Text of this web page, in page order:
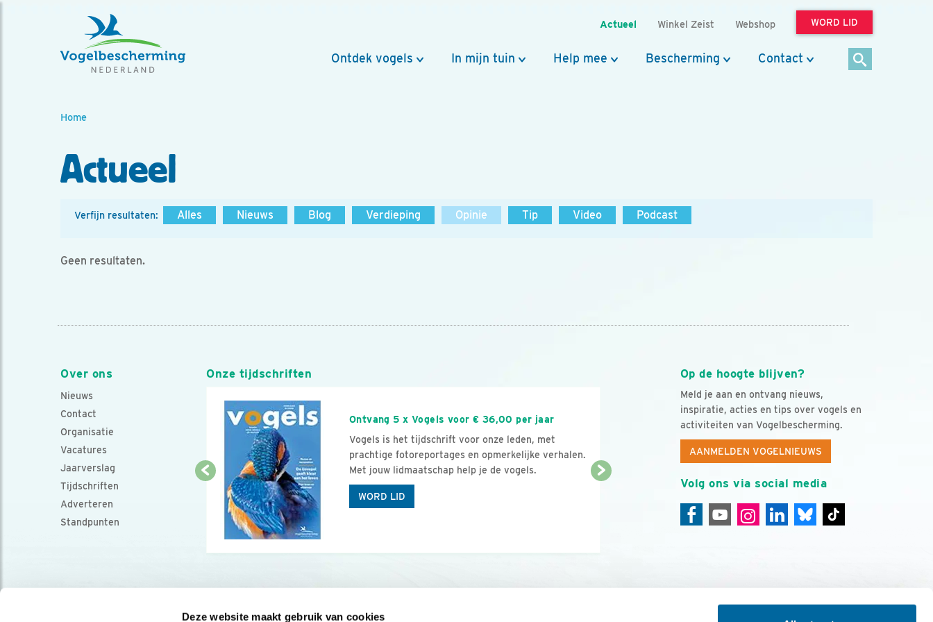
Deze website maakt gebruik van cookies
Actueel Winkel Zeist Webshop WORD LID
Ontdek vogels In mijn tuin Help mee Bescherming Contact
Home
Actueel
Verfijn resultaten: Alles Nieuws Blog Verdieping Opinie Tip Video Podcast
Geen resultaten.
Over ons
Nieuws
Contact
Organisatie
Vacatures
Jaarverslag
Tijdschriften
Adverteren
Standpunten
Op de hoogte blijven?
Meld je aan en ontvang nieuws,
inspiratie, acties en tips over vogels en
activiteiten van Vogelbescherming.
AANMELDEN VOGELNIEUWS
Volg ons via social media
Onze tijdschriften
Ontvang 5 x Vogels voor € 36,00 per jaar
Vogels is het tijdschrift voor onze leden, met
prachtige fotoreportages en opmerkelijke verhalen.
Met jouw lidmaatschap help je de vogels.
WORD LID